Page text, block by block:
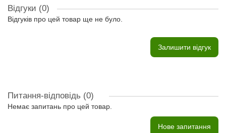
Відгуки (0)
Відгуків про цей товар ще не було.
Залишити відгук
Питання-відповідь (0)
Немає запитань про цей товар.
Нове запитання